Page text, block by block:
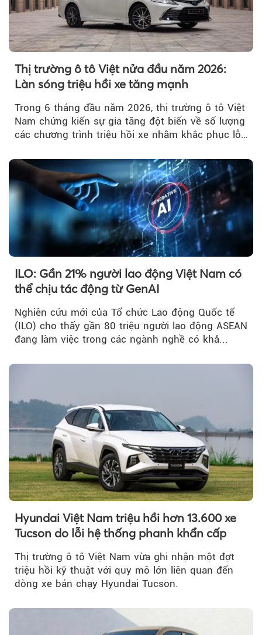
Thị trường ô tô Việt nửa đầu năm 2026:
Làn sóng triệu hồi xe tăng mạnh
Trong 6 tháng đầu năm 2026, thị trường ô tô Việt
Nam chứng kiến sự gia tăng đột biến về số lượng
các chương trình triệu hồi xe nhằm khắc phục lỗi
ILO: Gần 21% người lao động Việt Nam có
thể chịu tác động từ GenAI
Nghiên cứu mới của Tổ chức Lao động Quốc tế
(ILO) cho thấy gần 80 triệu người lao động ASEAN
đang làm việc trong các ngành nghề có khả...
Hyundai Việt Nam triệu hồi hơn 13.600 xe
Tucson do lỗi hệ thống phanh khẩn cấp
Thị trường ô tô Việt Nam vừa ghi nhận một đợt
triệu hồi kỹ thuật với quy mô lớn liên quan đến
dòng xe bán chạy Hyundai Tucson.